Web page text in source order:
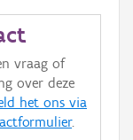
vraag of
over deze
het ons via
.